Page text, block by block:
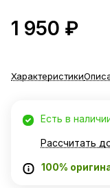
1 950 ₽
Характеристики
Есть в
Рассчитать
100%